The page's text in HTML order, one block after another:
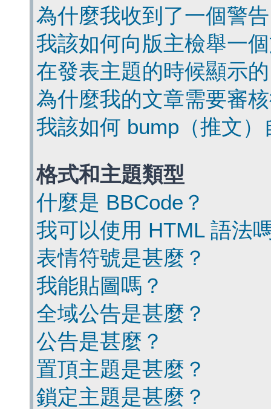
為什麼我收到了一個警
我該如何向版主檢舉一
在發表主題的時候顯示
為什麼我的文章需要審
我該如何 bump（推文
格式和主題類型
什麼是 BBCode？
我可以使用 HTML 語法
表情符號是甚麼？
我能貼圖嗎？
全域公告是甚麼？
公告是甚麼？
置頂主題是甚麼？
鎖定主題是甚麼？